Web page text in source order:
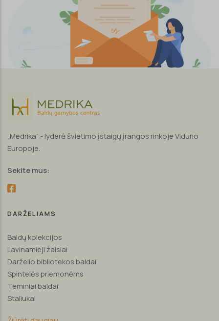
„Medrika“ - lyderė švietimo įstaigų įrangos rinkoje Vidurio
Europoje.
Sekite mus:
DARŽELIAMS
Baldų kolekcijos
Lavinamieji žaislai
Darželio bibliotekos baldai
Spintelės priemonėms
Teminiai baldai
Staliukai